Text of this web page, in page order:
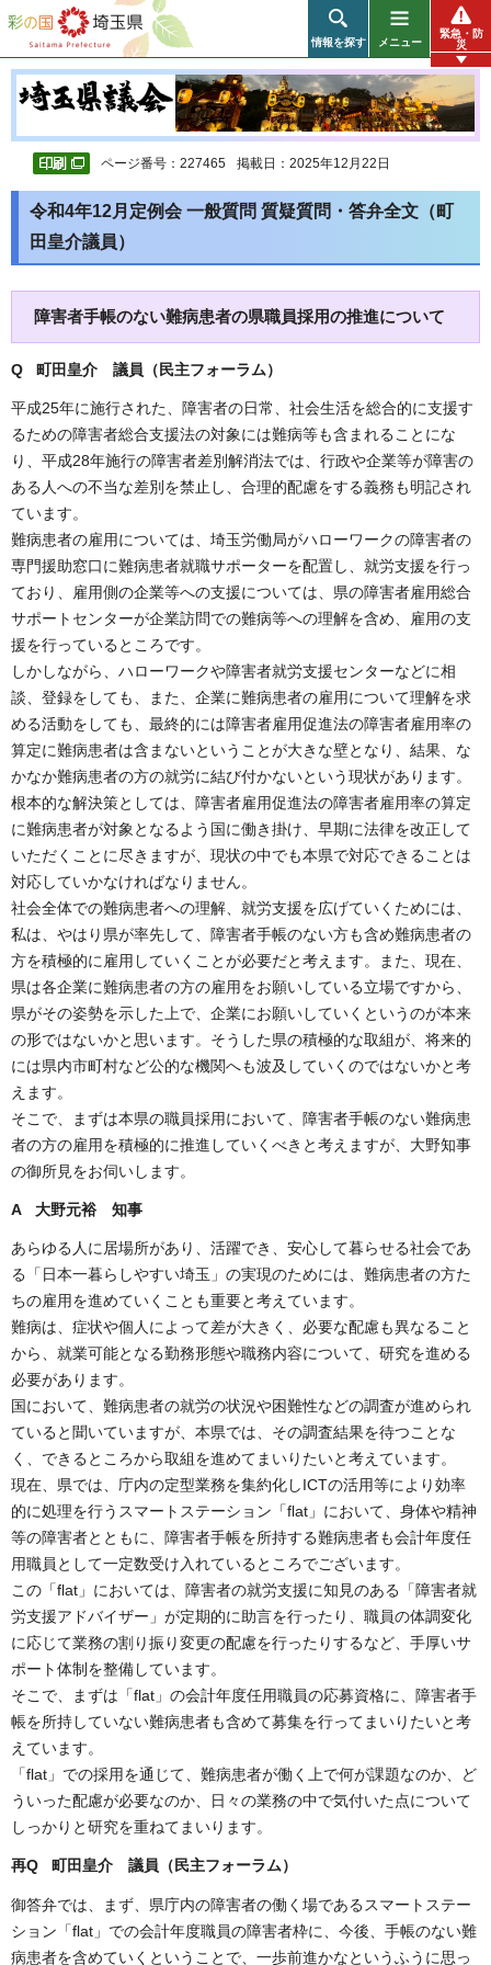
彩の国 埼玉県
情報を探す メニュー
緊急・防
災
ページ番号：227465 掲載日：2025年12月22日
令和4年12月定例会 一般質問 質疑質問・答弁全文（町
田皇介議員）
障害者手帳のない難病患者の県職員採用の推進について
Q 町田皇介 議員（民主フォーラム）
平成25年に施行された、障害者の日常、社会生活を総合的に支援す
るための障害者総合支援法の対象には難病等も含まれることにな
り、平成28年施行の障害者差別解消法では、行政や企業等が障害の
ある人への不当な差別を禁止し、合理的配慮をする義務も明記され
ています。
難病患者の雇用については、埼玉労働局がハローワークの障害者の
専門援助窓口に難病患者就職サポーターを配置し、就労支援を行っ
ており、雇用側の企業等への支援については、県の障害者雇用総合
サポートセンターが企業訪問での難病等への理解を含め、雇用の支
援を行っているところです。
しかしながら、ハローワークや障害者就労支援センターなどに相
談、登録をしても、また、企業に難病患者の雇用について理解を求
める活動をしても、最終的には障害者雇用促進法の障害者雇用率の
算定に難病患者は含まないということが大きな壁となり、結果、な
かなか難病患者の方の就労に結び付かないという現状があります。
根本的な解決策としては、障害者雇用促進法の障害者雇用率の算定
に難病患者が対象となるよう国に働き掛け、早期に法律を改正して
いただくことに尽きますが、現状の中でも本県で対応できることは
対応していかなければなりません。
社会全体での難病患者への理解、就労支援を広げていくためには、
私は、やはり県が率先して、障害者手帳のない方も含め難病患者の
方を積極的に雇用していくことが必要だと考えます。また、現在、
県は各企業に難病患者の方の雇用をお願いしている立場ですから、
県がその姿勢を示した上で、企業にお願いしていくというのが本来
の形ではないかと思います。そうした県の積極的な取組が、将来的
には県内市町村など公的な機関へも波及していくのではないかと考
えます。
そこで、まずは本県の職員採用において、障害者手帳のない難病患
者の方の雇用を積極的に推進していくべきと考えますが、大野知事
の御所見をお伺いします。
A 大野元裕 知事
あらゆる人に居場所があり、活躍でき、安心して暮らせる社会であ
る「日本一暮らしやすい埼玉」の実現のためには、難病患者の方た
ちの雇用を進めていくことも重要と考えています。
難病は、症状や個人によって差が大きく、必要な配慮も異なること
から、就業可能となる勤務形態や職務内容について、研究を進める
必要があります。
国において、難病患者の就労の状況や困難性などの調査が進められ
ていると聞いていますが、本県では、その調査結果を待つことな
く、できるところから取組を進めてまいりたいと考えています。
現在、県では、庁内の定型業務を集約化しICTの活用等により効率
的に処理を行うスマートステーション「flat」において、身体や精神
等の障害者とともに、障害者手帳を所持する難病患者も会計年度任
用職員として一定数受け入れているところでございます。
この「flat」においては、障害者の就労支援に知見のある「障害者就
労支援アドバイザー」が定期的に助言を行ったり、職員の体調変化
に応じて業務の割り振り変更の配慮を行ったりするなど、手厚いサ
ポート体制を整備しています。
そこで、まずは「flat」の会計年度任用職員の応募資格に、障害者手
帳を所持していない難病患者も含めて募集を行ってまいりたいと考
えています。
「flat」での採用を通じて、難病患者が働く上で何が課題なのか、ど
ういった配慮が必要なのか、日々の業務の中で気付いた点について
しっかりと研究を重ねてまいります。
再Q 町田皇介 議員（民主フォーラム）
御答弁では、まず、県庁内の障害者の働く場であるスマートステー
ション「flat」での会計年度職員の障害者枠に、今後、手帳のない難
病患者を含めていくということで、一歩前進かなというふうに思っ